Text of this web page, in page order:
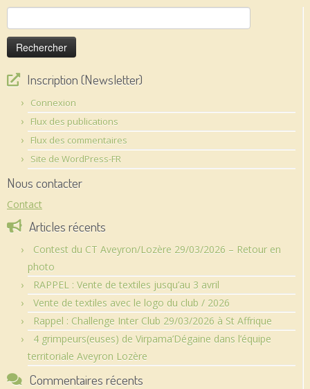
Rechercher :
Inscription (Newsletter)
Connexion
Flux des publications
Flux des commentaires
Site de WordPress-FR
Nous contacter
Contact
Articles récents
Contest du CT Aveyron/Lozère 29/03/2026 – Retour en
photo
RAPPEL : Vente de textiles jusqu’au 3 avril
Vente de textiles avec le logo du club / 2026
Rappel : Challenge Inter Club 29/03/2026 à St Affrique
4 grimpeurs(euses) de Virpama’Dégaine dans l’équipe
territoriale Aveyron Lozère
Commentaires récents